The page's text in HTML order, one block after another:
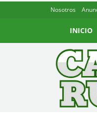
Nosotros
INICIO